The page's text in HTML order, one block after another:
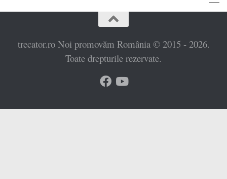
trecator.ro Noi promovăm România © 2015 - 2026.
Toate drepturile rezervate.